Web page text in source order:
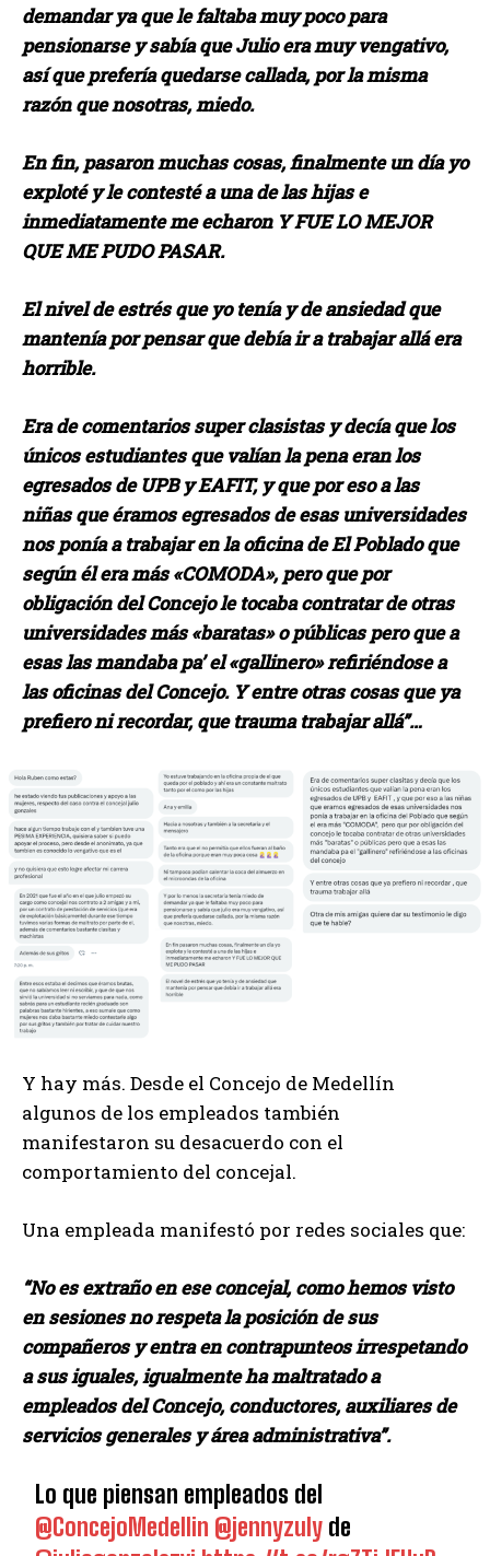
demandar ya que le faltaba muy poco para
pensionarse y sabía que Julio era muy vengativo,
así que prefería quedarse callada, por la misma
razón que nosotras, miedo.
En fin, pasaron muchas cosas, finalmente un día yo
exploté y le contesté a una de las hijas e
inmediatamente me echaron Y FUE LO MEJOR
QUE ME PUDO PASAR.
El nivel de estrés que yo tenía y de ansiedad que
mantenía por pensar que debía ir a trabajar allá era
horrible.
Era de comentarios super clasistas y decía que los
únicos estudiantes que valían la pena eran los
egresados de UPB y EAFIT, y que por eso a las
niñas que éramos egresados de esas universidades
nos ponía a trabajar en la oficina de El Poblado que
según él era más «COMODA», pero que por
obligación del Concejo le tocaba contratar de otras
universidades más «baratas» o públicas pero que a
esas las mandaba pa’ el «gallinero» refiriéndose a
las oficinas del Concejo. Y entre otras cosas que ya
prefiero ni recordar, que trauma trabajar allá”…
Y hay más. Desde el Concejo de Medellín
algunos de los empleados también
manifestaron su desacuerdo con el
comportamiento del concejal.
Una empleada manifestó por redes sociales que:
“No es extraño en ese concejal, como hemos visto
en sesiones no respeta la posición de sus
compañeros y entra en contrapunteos irrespetando
a sus iguales, igualmente ha maltratado a
empleados del Concejo, conductores, auxiliares de
servicios generales y área administrativa”.
Lo que piensan empleados del
@ConcejoMedellin @jennyzuly de